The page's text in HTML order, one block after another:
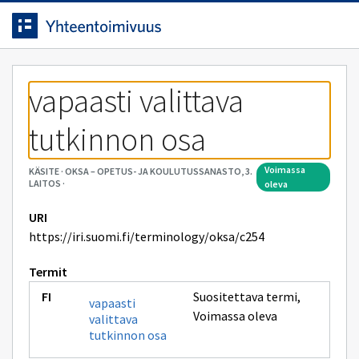
Siirrytty
sivulle
Siirry suoraan sisältöön.
vapaasti valittava
tutkinnon osa
KÄSITE· OKSA – OPETUS- JA KOULUTUSSANASTO, 3.
LAITOS ·
voimassa
oleva
URI
https://iri.suomi.fi/terminology/oksa/c254
Termit
vapaasti
valittava
tutkinnon osa
Suositettava termi,
Voimassa oleva